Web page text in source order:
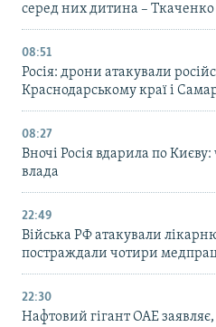
серед них дитина – Ткаченко
08:51
Росія: дрони атакували
Краснодарському краї і
08:27
Вночі Росія вдарила по
влада
22:49
Війська РФ атакували
постраждали чотири
22:30
Нафтовий гігант ОАЕ